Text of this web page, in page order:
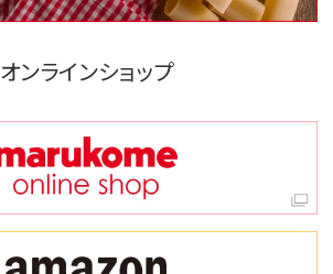
オンラインショップ